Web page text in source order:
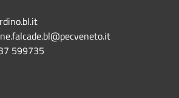
599735